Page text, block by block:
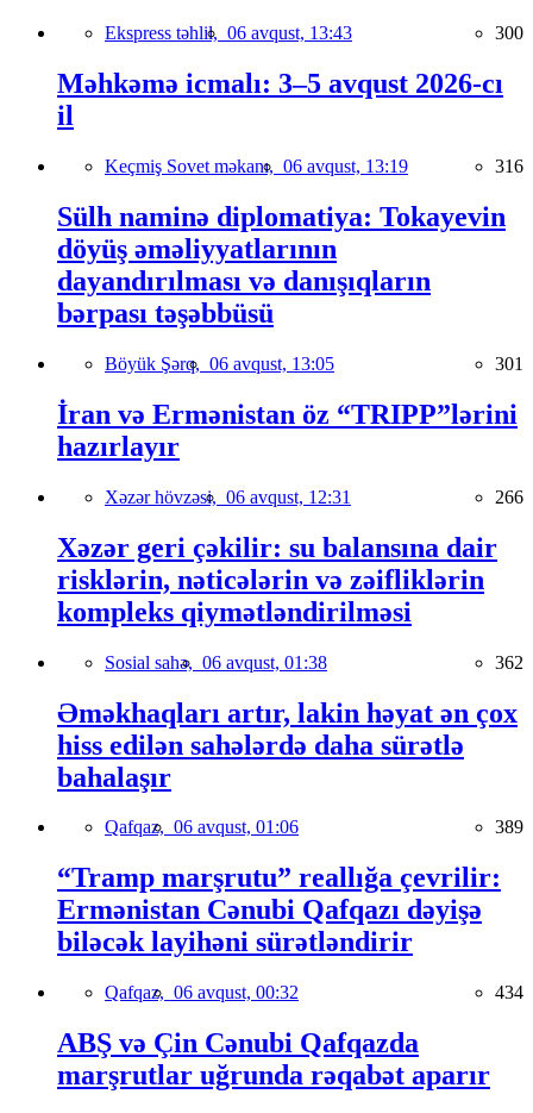
Ekspress təhlil, 06 avqust, 13:43 300
Məhkəmə icmalı: 3–5 avqust 2026-cı
il
Keçmiş Sovet məkanı, 06 avqust, 13:19 316
Sülh naminə diplomatiya: Tokayevin
döyüş əməliyyatlarının
dayandırılması və danışıqların
bərpası təşəbbüsü
Böyük Şərq, 06 avqust, 13:05 301
İran və Ermənistan öz “TRIPP”lərini
hazırlayır
Xəzər hövzəsi, 06 avqust, 12:31 266
Xəzər geri çəkilir: su balansına dair
risklərin, nəticələrin və zəifliklərin
kompleks qiymətləndirilməsi
Sosial sahə, 06 avqust, 01:38 362
Əməkhaqları artır, lakin həyat ən çox
hiss edilən sahələrdə daha sürətlə
bahalaşır
Qafqaz, 06 avqust, 01:06 389
“Tramp marşrutu” reallığa çevrilir:
Ermənistan Cənubi Qafqazı dəyişə
biləcək layihəni sürətləndirir
Qafqaz, 06 avqust, 00:32 434
ABŞ və Çin Cənubi Qafqazda
marşrutlar uğrunda rəqabət aparır